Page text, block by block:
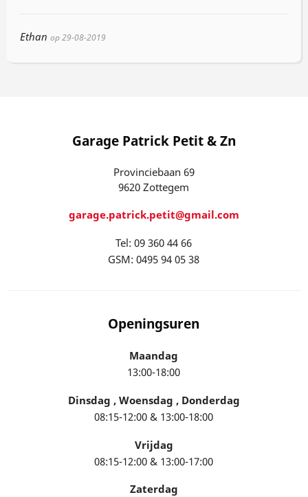
Ethan op 29-08-2019
Garage Patrick Petit & Zn
Provinciebaan 69
9620 Zottegem
garage.patrick.petit@gmail.com
Tel: 09 360 44 66
GSM: 0495 94 05 38
Openingsuren
Maandag
13:00-18:00
Dinsdag , Woensdag , Donderdag
08:15-12:00 & 13:00-18:00
Vrijdag
08:15-12:00 & 13:00-17:00
Zaterdag